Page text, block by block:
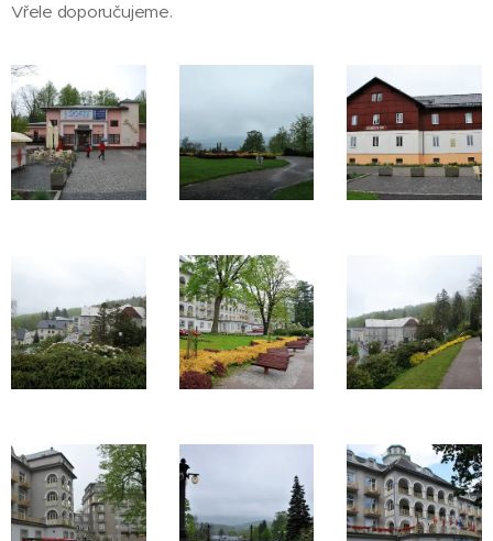
Vřele doporučujeme.